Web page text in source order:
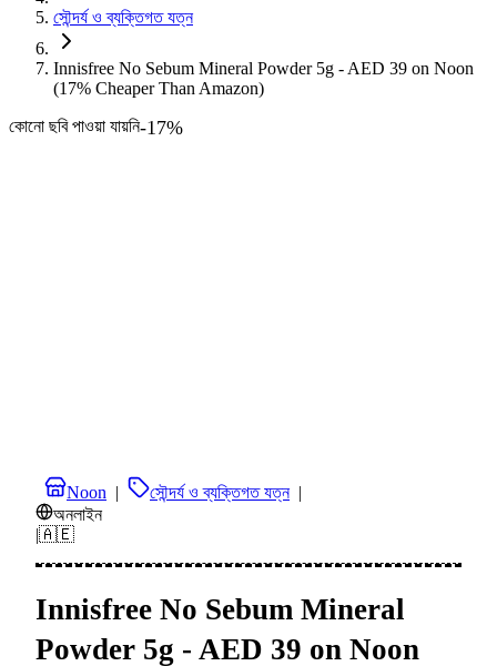
সৌন্দর্য ও ব্যক্তিগত যত্ন
Innisfree No Sebum Mineral Powder 5g - AED 39 on Noon
(17% Cheaper Than Amazon)
কোনো ছবি পাওয়া যায়নি-17%
Noon | সৌন্দর্য ও ব্যক্তিগত যত্ন |
অনলাইন
|🇦🇪
Innisfree No Sebum Mineral
Powder 5g - AED 39 on Noon